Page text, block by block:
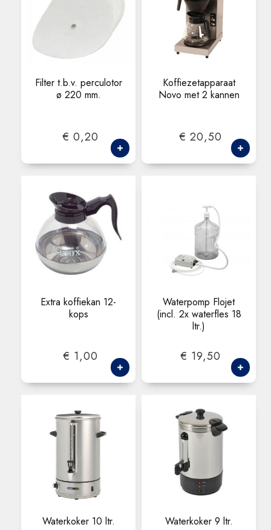
Filter t.b.v. perculotor
ø 220 mm.
€ 0,20
Koffiezetapparaat
Novo met 2 kannen
€ 20,50
Extra koffiekan 12-
kops
€ 1,00
Waterpomp Flojet
(incl. 2x waterfles 18
ltr.)
€ 19,50
Waterkoker 10 ltr. Waterkoker 9 ltr.